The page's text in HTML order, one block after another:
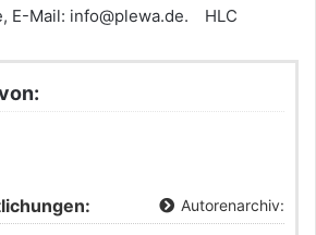
E-Mail: info@plewa.de. HLC
Autorenarchiv: